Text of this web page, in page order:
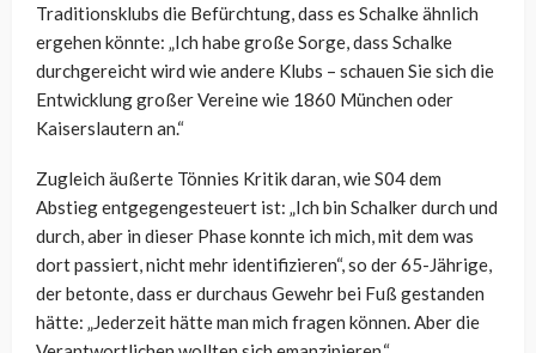
Traditionsklubs die Befürchtung, dass es Schalke ähnlich
ergehen könnte: „Ich habe große Sorge, dass Schalke
durchgereicht wird wie andere Klubs – schauen Sie sich die
Entwicklung großer Vereine wie 1860 München oder
Kaiserslautern an.“
Zugleich äußerte Tönnies Kritik daran, wie S04 dem
Abstieg entgegengesteuert ist: „Ich bin Schalker durch und
durch, aber in dieser Phase konnte ich mich, mit dem was
dort passiert, nicht mehr identifizieren“, so der 65-Jährige,
der betonte, dass er durchaus Gewehr bei Fuß gestanden
hätte: „Jederzeit hätte man mich fragen können. Aber die